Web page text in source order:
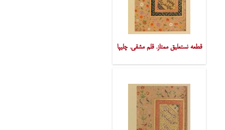
قطعه نستعلیق ممتاز. قلم مشقی. چلیپا